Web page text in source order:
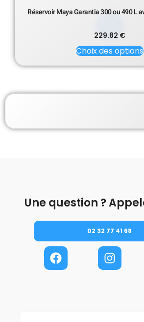
Réservoir Maya Garantia 300 ou 490 L
229.82 €
Choix des options
Une question ?
02 32 77 41 68